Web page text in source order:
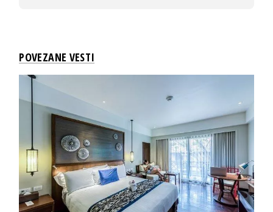
POVEZANE VESTI